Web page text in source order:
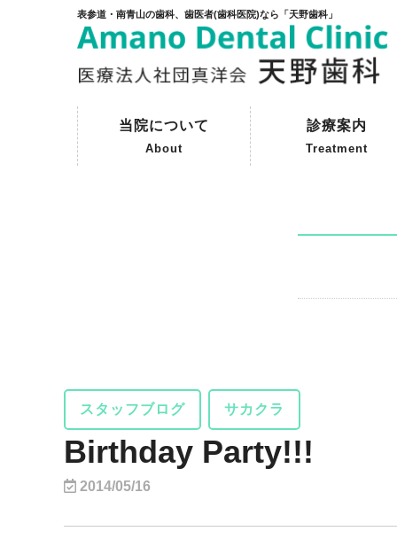
表参道・南青山の歯科、歯医者(歯科医院)なら「天野歯科」
当院について
About
診療案内
Treatment
スタッフブログ サカクラ
Birthday Party!!!
2014/05/16